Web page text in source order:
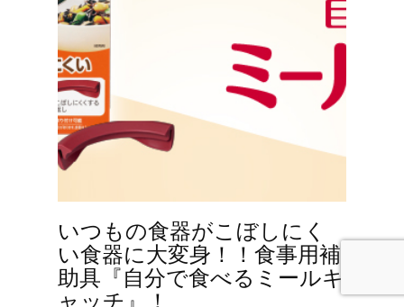
いつもの食器がこぼしにく
い食器に大変身！！食事用補
助具『自分で食べるミールキ
ャッチ』！